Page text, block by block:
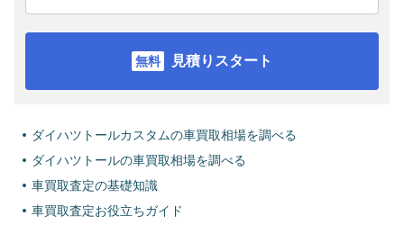
見積りスタート
ダイハツトールカスタムの車買取相場を調べる
ダイハツトールの車買取相場を調べる
車買取査定の基礎知識
車買取査定お役立ちガイド